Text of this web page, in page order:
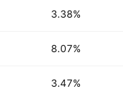
3.38%
8.07%
3.47%